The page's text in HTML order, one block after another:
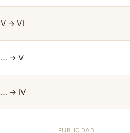
V → VI
… → V
… → IV